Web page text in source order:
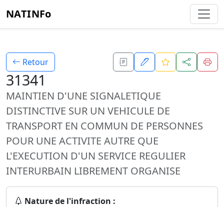
NATINFo
Retour
31341
MAINTIEN D'UNE SIGNALETIQUE
DISTINCTIVE SUR UN VEHICULE DE
TRANSPORT EN COMMUN DE PERSONNES
POUR UNE ACTIVITE AUTRE QUE
L'EXECUTION D'UN SERVICE REGULIER
INTERURBAIN LIBREMENT ORGANISE
Nature de l'infraction :